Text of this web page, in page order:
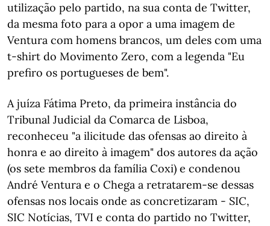
utilização pelo partido, na sua conta de Twitter,
da mesma foto para a opor a uma imagem de
Ventura com homens brancos, um deles com uma
t-shirt do Movimento Zero, com a legenda "Eu
prefiro os portugueses de bem".
A juíza Fátima Preto, da primeira instância do
Tribunal Judicial da Comarca de Lisboa,
reconheceu "a ilicitude das ofensas ao direito à
honra e ao direito à imagem" dos autores da ação
(os sete membros da família Coxi) e condenou
André Ventura e o Chega a retratarem-se dessas
ofensas nos locais onde as concretizaram - SIC,
SIC Notícias, TVI e conta do partido no Twitter,